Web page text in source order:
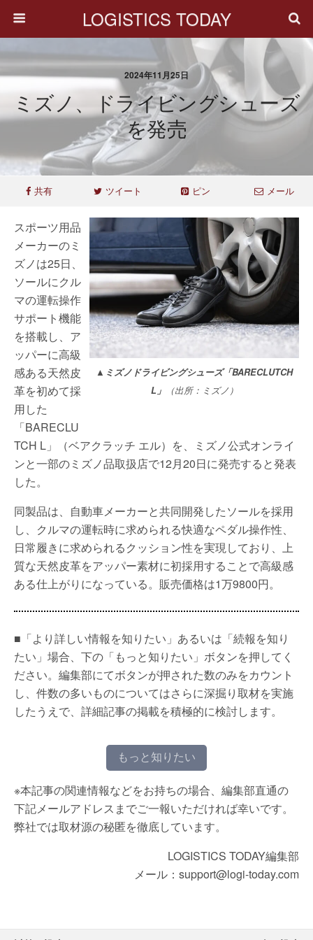
LOGISTICS TODAY
2024年11月25日
ミズノ、ドライビングシューズ
を発売
共有 ツイート ピン メール
▲ミズノドライビングシューズ「BARECLUTCH
L」
（出所：ミズノ）
スポーツ用品
メーカーのミ
ズノは25日、
ソールにクル
マの運転操作
サポート機能
を搭載し、ア
ッパーに高級
感ある天然皮
革を初めて採
用した
「BARECLU
TCH L」（ベアクラッチ エル）を、ミズノ公式オンライ
ンと一部のミズノ品取扱店で12月20日に発売すると発表
した。
同製品は、自動車メーカーと共同開発したソールを採用
し、クルマの運転時に求められる快適なペダル操作性、
日常履きに求められるクッション性を実現しており、上
質な天然皮革をアッパー素材に初採用することで高級感
ある仕上がりになっている。販売価格は1万9800円。
■「より詳しい情報を知りたい」あるいは「続報を知り
たい」場合、下の「もっと知りたい」ボタンを押してく
ださい。編集部にてボタンが押された数のみをカウント
し、件数の多いものについてはさらに深掘り取材を実施
したうえで、詳細記事の掲載を積極的に検討します。
もっと知りたい
※本記事の関連情報などをお持ちの場合、編集部直通の
下記メールアドレスまでご一報いただければ幸いです。
弊社では取材源の秘匿を徹底しています。
LOGISTICS TODAY編集部
メール：support@logi-today.com